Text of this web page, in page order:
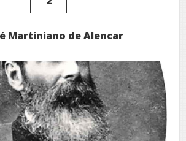
Martiniano de Alencar